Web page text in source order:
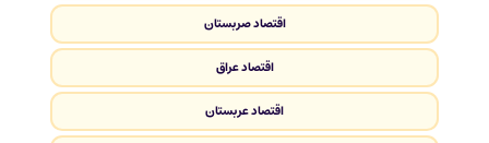
اقتصاد صربستان
اقتصاد عراق
اقتصاد عربستان